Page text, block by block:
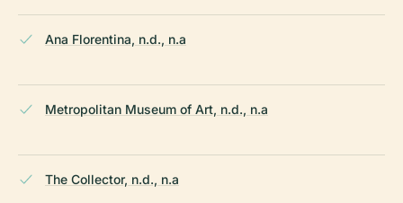
Ana Florentina, n.d., n.a
Metropolitan Museum of Art, n.d., n.a
The Collector, n.d., n.a